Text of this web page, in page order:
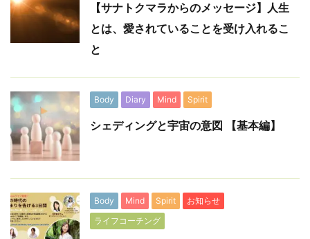
【サナトクマラからのメッセージ】人生
とは、愛されていることを受け入れるこ
と
Body Diary Mind Spirit
シェディングと宇宙の意図 【基本編】
Body Mind Spirit
お知らせ
ライフコーチング